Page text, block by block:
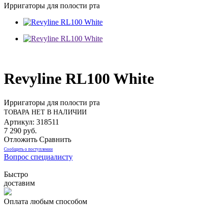
Ирригаторы для полости рта
Revyline RL100 White
Ирригаторы для полости рта
ТОВАРА НЕТ В НАЛИЧИИ
Артикул: 318511
7 290 руб.
Отложить Сравнить
Сообщить о поступлении
Вопрос специалисту
Быстро
доставим
Оплата любым способом